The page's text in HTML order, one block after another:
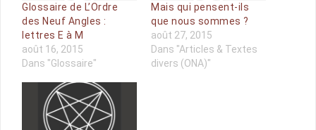
Glossaire de L’Ordre
des Neuf Angles :
lettres E à M
août 16, 2015
Dans "Glossaire"
Mais qui pensent-ils
que nous sommes ?
août 27, 2015
Dans "Articles & Textes
divers (ONA)"